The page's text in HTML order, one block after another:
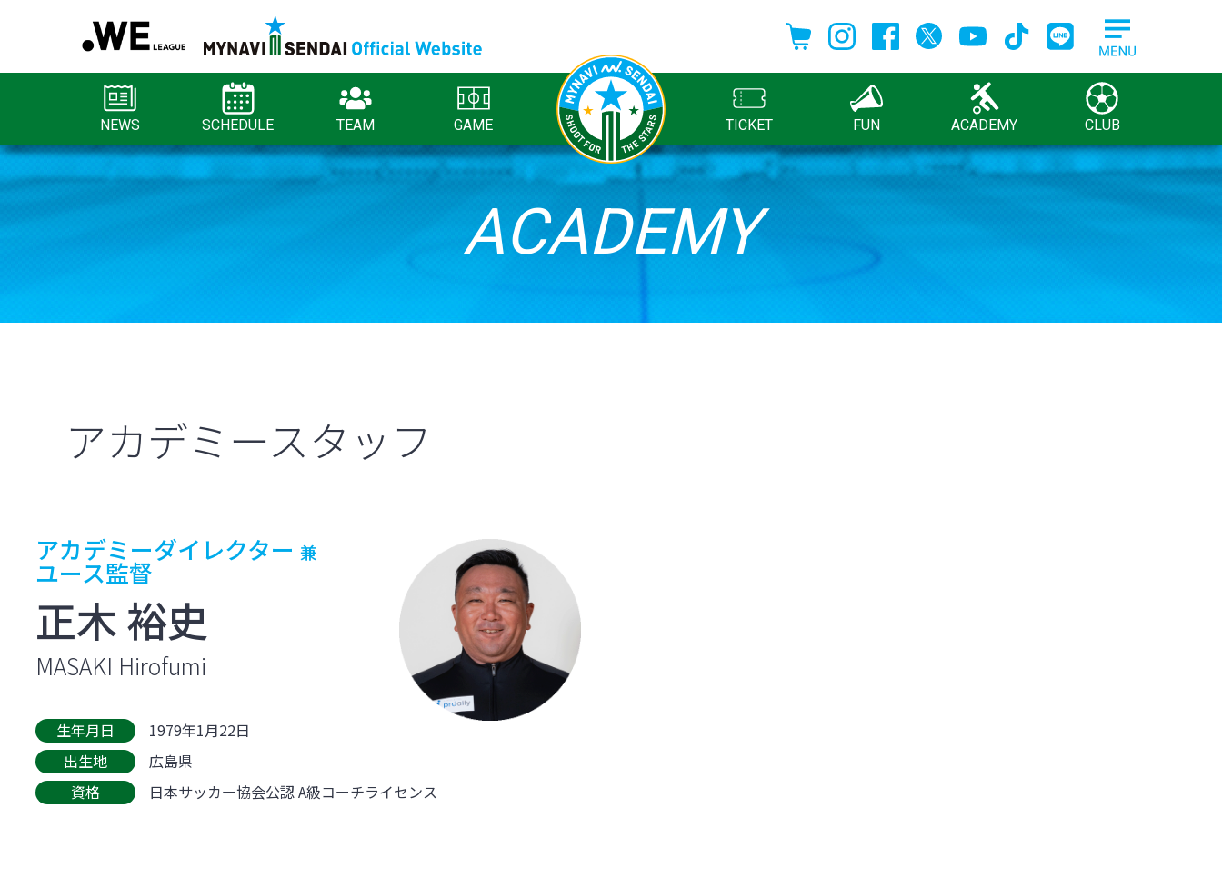
NEWS SCHEDULE TEAM GAME TICKET FUN ACADEMY CLUB
ACADEMY
アカデミースタッフ
アカデミーダイレクター兼
ユース監督
正木 裕史
MASAKI Hirofumi
生年月日
1979年1月22日
出生地
広島県
資格
日本サッカー協会公認 A級コーチライセンス